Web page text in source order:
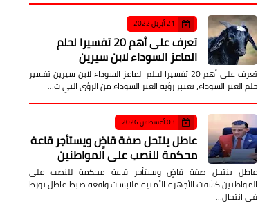
21 أبريل 2022
تعرف على أهم 20 تفسيرا لحلم
الماعز السوداء لابن سيرين
تعرف على أهم 20 تفسيرا لحلم الماعز السوداء لابن سيرين تفسير
حلم العنز السوداء، تعتبر رؤية العنز السوداء من الرؤى التي ت…
03 أغسطس 2026
عاطل ينتحل صفة قاضٍ ويستأجر قاعة
محكمة للنصب على المواطنين
عاطل ينتحل صفة قاضٍ ويستأجر قاعة محكمة للنصب على
المواطنين كشفت الأجهزة الأمنية ملابسات واقعة ضبط عاطل تورط
في انتحال…